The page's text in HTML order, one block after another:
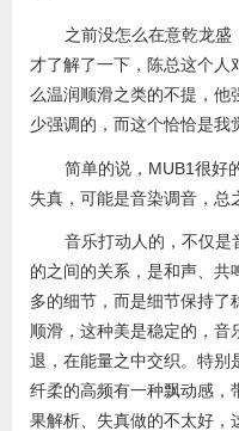
之前没怎么在意乾龙盛
才了解了一下，陈总这个人
么温润顺滑之类的不提，他
少强调的，而这个恰恰是我
简单的说，MUB1很好
失真，可能是音染调音，总
音乐打动人的，不仅是
的之间的关系，是和声、共
多的细节，而是细节保持了
顺滑，这种美是稳定的，音
退，在能量之中交织。特别
纤柔的高频有一种飘动感，
果解析、失真做的不太好，